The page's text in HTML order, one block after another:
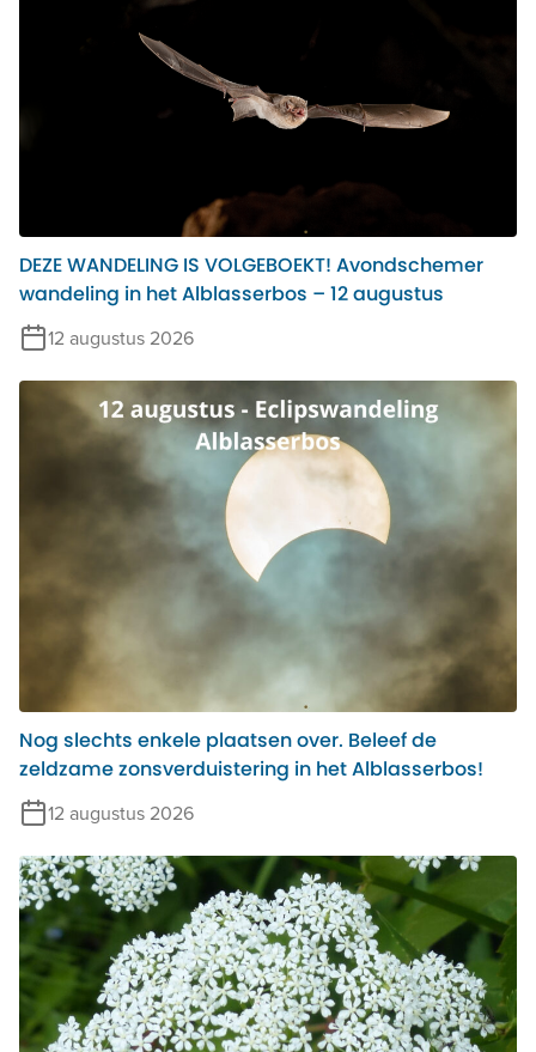
DEZE WANDELING IS VOLGEBOEKT! Avondschemer
wandeling in het Alblasserbos – 12 augustus
12 augustus 2026
Nog slechts enkele plaatsen over. Beleef de
zeldzame zonsverduistering in het Alblasserbos!
12 augustus 2026